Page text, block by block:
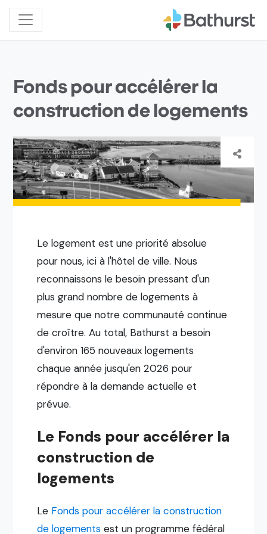
Fonds pour accélérer la
construction de logements
Le logement est une priorité absolue
pour nous, ici à l'hôtel de ville. Nous
reconnaissons le besoin pressant d'un
plus grand nombre de logements à
mesure que notre communauté continue
de croître. Au total, Bathurst a besoin
d'environ 165 nouveaux logements
chaque année jusqu'en 2026 pour
répondre à la demande actuelle et
prévue.
Le Fonds pour accélérer la
construction de
logements
Le Fonds pour accélérer la construction
de logements est un programme fédéral